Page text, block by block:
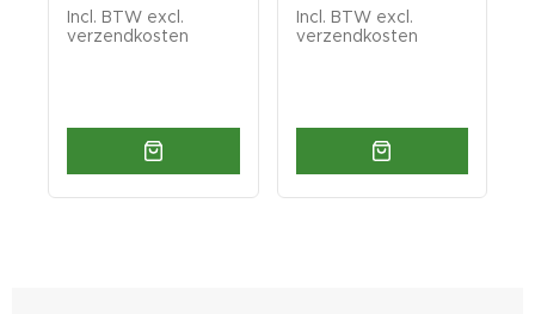
Incl. BTW excl.
verzendkosten
Incl. BTW excl.
verzendkosten